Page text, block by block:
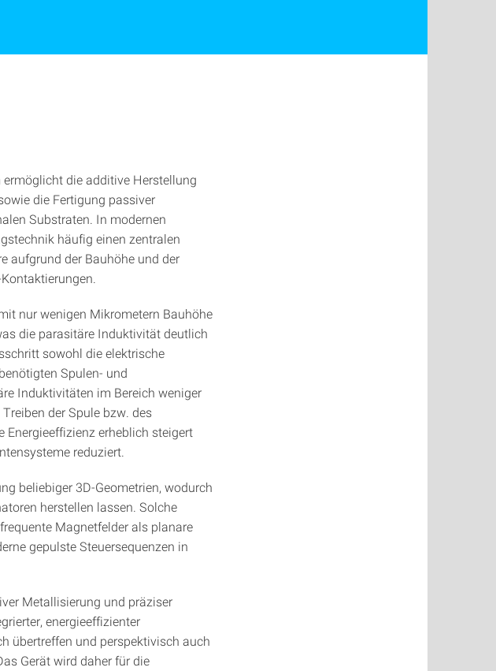
die additive Herstellung
die Fertigung passiver
Substraten. In modernen
häufig einen zentralen
aufgrund der Bauhöhe und der
nur wenigen Mikrometern Bauhöhe
die parasitäre Induktivität deutlich
sowohl die elektrische
Spulen- und
Induktivitäten im Bereich weniger
der Spule bzw. des
Energieeffizienz erheblich steigert
reduziert.
beliebiger 3D‑Geometrien, wodurch
herstellen lassen. Solche
Magnetfelder als planare
gepulste Steuersequenzen in
Metallisierung und präziser
energieeffizienter
übertreffen und perspektivisch auch
Gerät wird daher für die